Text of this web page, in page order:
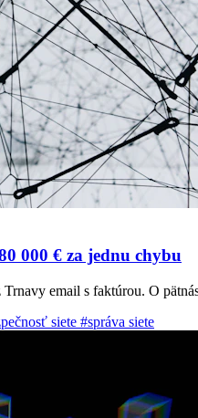
000 € za jednu chybu
email s faktúrou. O
siete #správa siete